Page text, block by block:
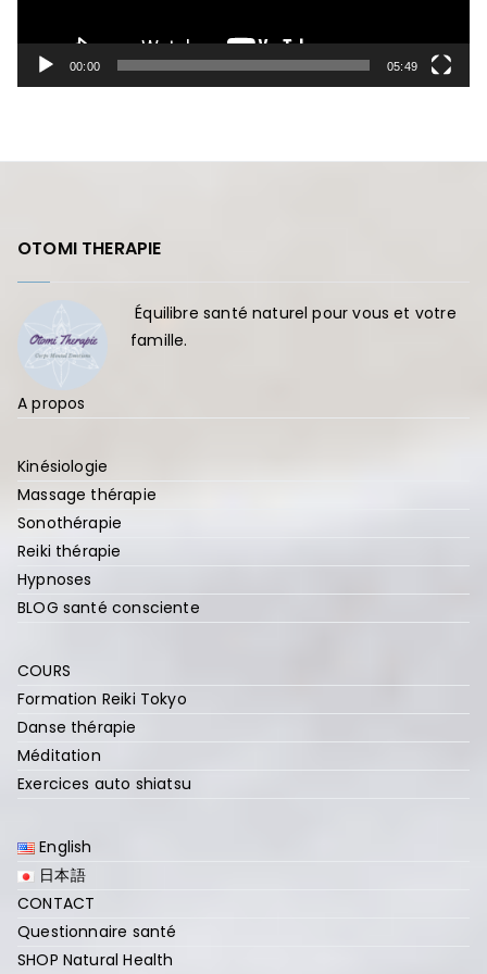
v
d
00:00 05:49
OTOMI THERAPIE
Équilibre santé naturel pour vous et votre
famille.
A propos
Kinésiologie
Massage thérapie
Sonothérapie
Reiki thérapie
Hypnoses
BLOG santé consciente
COURS
Formation Reiki Tokyo
Danse thérapie
Méditation
Exercices auto shiatsu
English
日本語
CONTACT
Questionnaire santé
SHOP Natural Health